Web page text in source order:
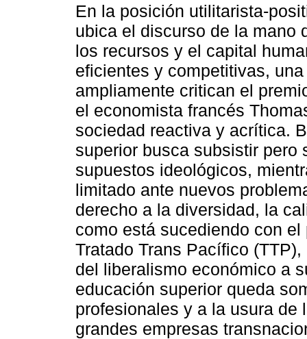
En la posición utilitarista-
ubica el discurso de la mano
los recursos y el capital
eficientes y competitivas,
ampliamente critican el
el economista francés
sociedad reactiva y acrítica.
superior busca subsistir
supuestos ideológicos,
limitado ante nuevos
derecho a la diversidad, la
como está sucediendo con
Tratado Trans Pacífico
del liberalismo económico a
educación superior queda
profesionales y a la usura de
grandes empresas